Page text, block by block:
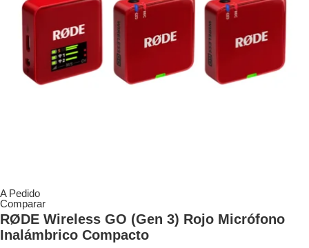
A Pedido
Comparar
RØDE Wireless GO (Gen 3) Rojo Micrófono
Inalámbrico Compacto